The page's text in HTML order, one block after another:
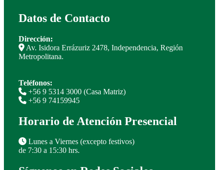
Datos de Contacto
Dirección:
Av. Isidora Errázuriz 2478, Independencia, Región
Metropolitana.
Teléfonos:
+56 9 5314 3000 (Casa Matriz)
+56 9 74159945
Horario de Atención Presencial
Lunes a Viernes (excepto festivos)
de 7:30 a 15:30 hrs.